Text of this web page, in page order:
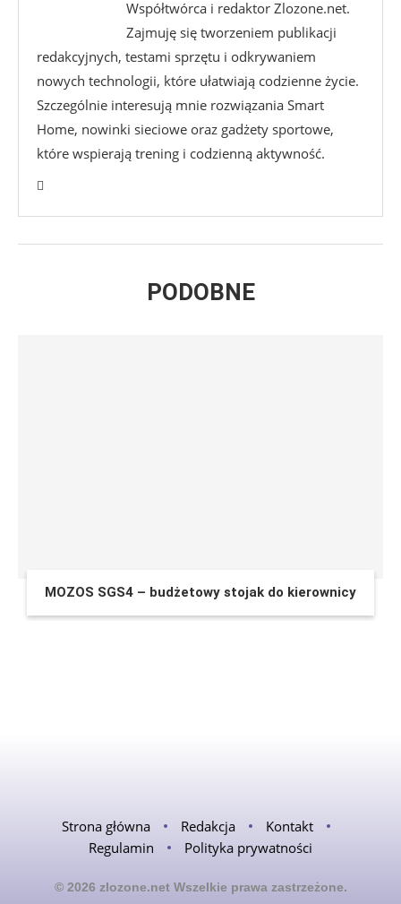
Współtwórca i redaktor Zlozone.net.
Zajmuję się tworzeniem publikacji
redakcyjnych, testami sprzętu i odkrywaniem
nowych technologii, które ułatwiają codzienne życie.
Szczególnie interesują mnie rozwiązania Smart
Home, nowinki sieciowe oraz gadżety sportowe,
które wspierają trening i codzienną aktywność.
PODOBNE
MOZOS SGS4 – budżetowy stojak do kierownicy
Strona główna Redakcja
Kontakt
Regulamin
Polityka prywatności
© 2026 zlozone.net Wszelkie prawa zastrzeżone.